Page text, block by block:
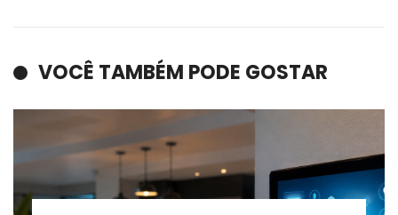
VOCÊ TAMBÉM PODE GOSTAR